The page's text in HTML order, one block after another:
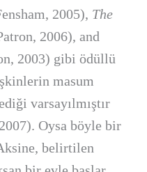
2005), The
2006), and
2003) gibi ödüllü
masum
varsayılmıştır
Oysa böyle bir
belirtilen